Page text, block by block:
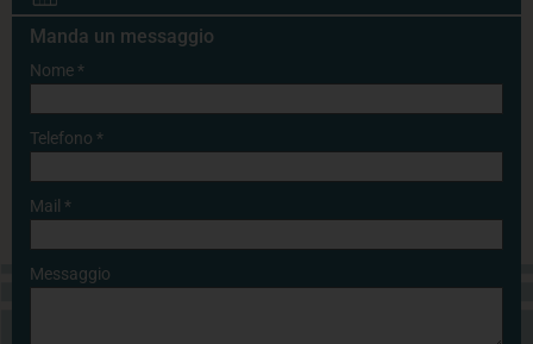
Manda un messaggio
Nome*
Telefono *
Mail *
Messaggio